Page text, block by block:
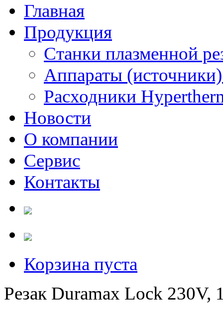
Главная
Продукция
Станки плазменной
Аппараты
Расходники
Новости
О компании
Сервис
Контакты
Корзина пуста
Резак Duramax Lock 230V,